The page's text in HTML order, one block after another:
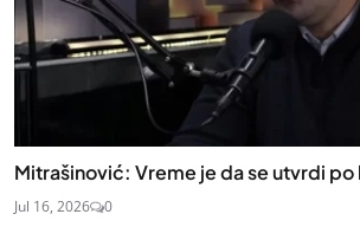
Mitrašinović: Vreme je da se utvrdi po
Jul 16, 2026 0